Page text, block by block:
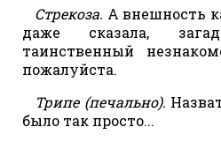
Стрекоза. А внешность
даже сказала,
таинственный
пожалуйста.
Трипе (печально).
было так просто...